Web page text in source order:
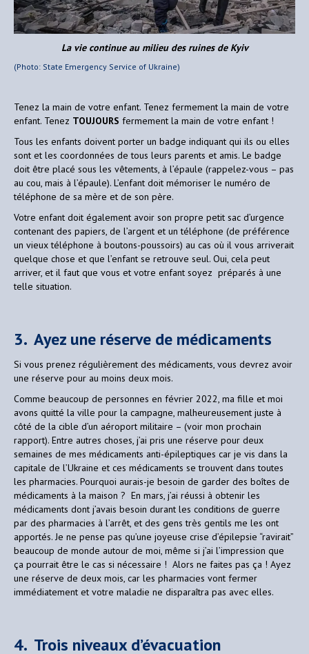
La vie continue au milieu des ruines de Kyiv
(Photo: State Emergency Service of Ukraine)
Tenez la main de votre enfant. Tenez fermement la main de votre
enfant. Tenez TOUJOURS fermement la main de votre enfant !
Tous les enfants doivent porter un badge indiquant qui ils ou elles
sont et les coordonnées de tous leurs parents et amis. Le badge
doit être placé sous les vêtements, à l’épaule (rappelez-vous – pas
au cou, mais à l’épaule). L’enfant doit mémoriser le numéro de
téléphone de sa mère et de son père.
Votre enfant doit également avoir son propre petit sac d’urgence
contenant des papiers, de l’argent et un téléphone (de préférence
un vieux téléphone à boutons-poussoirs) au cas où il vous arriverait
quelque chose et que l’enfant se retrouve seul. Oui, cela peut
arriver, et il faut que vous et votre enfant soyez préparés à une
telle situation.
3. Ayez une réserve de médicaments
Si vous prenez régulièrement des médicaments, vous devrez avoir
une réserve pour au moins deux mois.
Comme beaucoup de personnes en février 2022, ma fille et moi
avons quitté la ville pour la campagne, malheureusement juste à
côté de la cible d’un aéroport militaire – (voir mon prochain
rapport). Entre autres choses, j’ai pris une réserve pour deux
semaines de mes médicaments anti-épileptiques car je vis dans la
capitale de l’Ukraine et ces médicaments se trouvent dans toutes
les pharmacies. Pourquoi aurais-je besoin de garder des boîtes de
médicaments à la maison ? En mars, j’ai réussi à obtenir les
médicaments dont j’avais besoin durant les conditions de guerre
par des pharmacies à l’arrêt, et des gens très gentils me les ont
apportés. Je ne pense pas qu’une joyeuse crise d’épilepsie “ravirait”
beaucoup de monde autour de moi, même si j’ai l’impression que
ça pourrait être le cas si nécessaire ! Alors ne faites pas ça ! Ayez
une réserve de deux mois, car les pharmacies vont fermer
immédiatement et votre maladie ne disparaîtra pas avec elles.
4. Trois niveaux d’évacuation